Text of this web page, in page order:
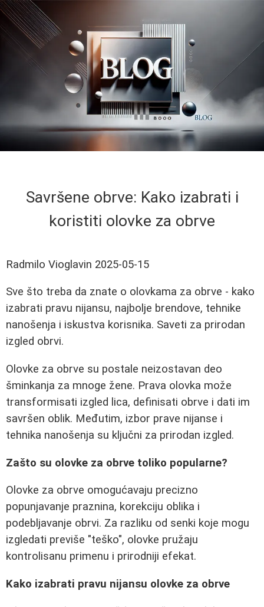
Savršene obrve: Kako izabrati i
koristiti olovke za obrve
Radmilo Vioglavin 2025-05-15
Sve što treba da znate o olovkama za obrve - kako
izabrati pravu nijansu, najbolje brendove, tehnike
nanošenja i iskustva korisnika. Saveti za prirodan
izgled obrvi.
Olovke za obrve su postale neizostavan deo
šminkanja za mnoge žene. Prava olovka može
transformisati izgled lica, definisati obrve i dati im
savršen oblik. Međutim, izbor prave nijanse i
tehnika nanošenja su ključni za prirodan izgled.
Zašto su olovke za obrve toliko popularne?
Olovke za obrve omogućavaju precizno
popunjavanje praznina, korekciju oblika i
podebljavanje obrvi. Za razliku od senki koje mogu
izgledati previše "teško", olovke pružaju
kontrolisanu primenu i prirodniji efekat.
Kako izabrati pravu nijansu olovke za obrve